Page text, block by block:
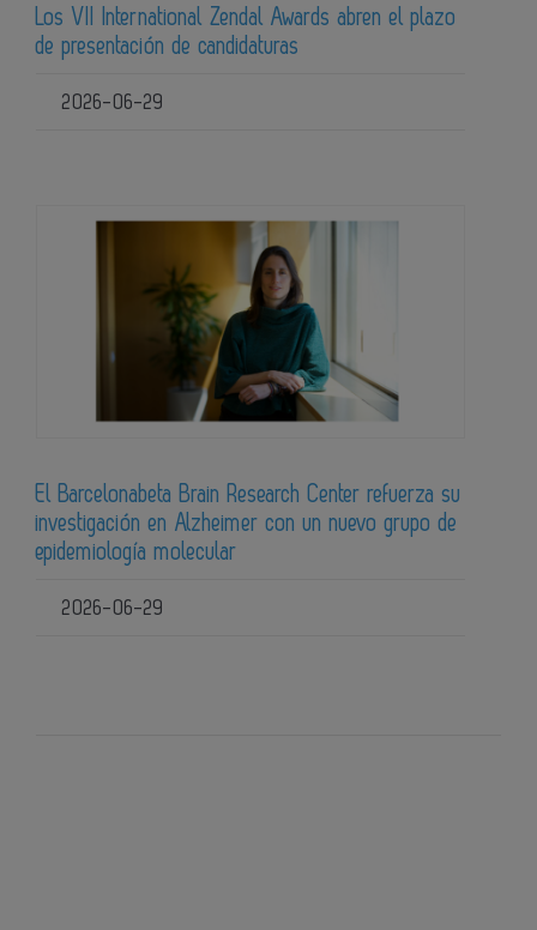
Los VII International Zendal Awards abren el plazo
de presentación de candidaturas
2026-06-29
El Barcelonabeta Brain Research Center refuerza su
investigación en Alzheimer con un nuevo grupo de
epidemiología molecular
2026-06-29